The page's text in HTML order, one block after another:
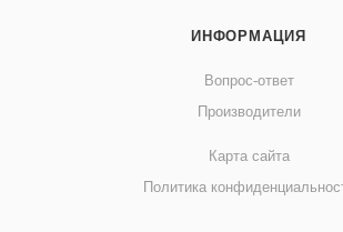
ИНФОРМАЦИЯ
Вопрос-ответ
Производители
Карта сайта
Политика